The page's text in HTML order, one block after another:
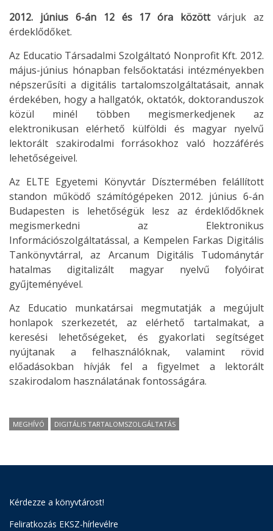
2012. június 6-án 12 és 17 óra közöttvárjuk az
érdeklődőket.
Az Educatio Társadalmi Szolgáltató Nonprofit Kft. 2012.
május-június hónapban felsőoktatási intézményekben
népszerűsíti a digitális tartalomszolgáltatásait, annak
érdekében, hogy a hallgatók, oktatók, doktoranduszok
közül minél többen megismerkedjenek az
elektronikusan elérhető külföldi és magyar nyelvű
lektorált szakirodalmi forrásokhoz való hozzáférés
lehetőségeivel.
Az ELTE Egyetemi Könyvtár Dísztermében felállított
standon működő számítógépeken 2012. június 6-án
Budapesten is lehetőségük lesz az érdeklődőknek
megismerkedni az Elektronikus
Információszolgáltatással, a Kempelen Farkas Digitális
Tankönyvtárral, az Arcanum Digitális Tudománytár
hatalmas digitalizált magyar nyelvű folyóirat
gyűjteményével.
Az Educatio munkatársai megmutatják a megújult
honlapok szerkezetét, az elérhető tartalmakat, a
keresési lehetőségeket, és gyakorlati segítséget
nyújtanak a felhasználóknak, valamint rövid
előadásokban hívják fel a figyelmet a lektorált
szakirodalom használatának fontosságára.
MEGHÍVÓ DIGITÁLIS TARTALOMSZOLGÁLTATÁS
Kérdezze a könyvtárost!
Feliratkozás EKSZ-hírlevélre